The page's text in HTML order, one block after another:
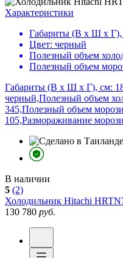
Характеристики
Габариты (В х Ш х Г),
Цвет: черный
Полезный объем
Полезный объем
Габариты (В х Ш х Г), см:
черный,Полезный объем
345,Полезный объем
105,Размораживание
В наличии
5 (2)
Холодильник Hitachi
130 780 руб.